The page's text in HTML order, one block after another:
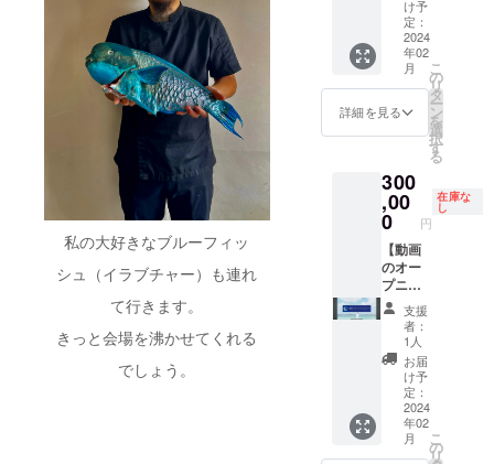
私の大好きなブルーフィッ
シュ（イラブチャー）も連れ
て行きます。
きっと会場を沸かせてくれる
でしょう。
前には
必ずお
届けの
リター
ンに貼
付され
たラベ
認くだ
さ
い。」
※サイ
ズ 役
17セン
チ
る舞い
ます。
コース
料理で
はな
く、島
の食材
をみん
べて飲
んでワ
イワイ
した会
です。
山羊料
理など
も出ま
すので
お苦手
な方は
お知ら
せくだ
さい。
タイミ
ングよ
利“エン
ドロー
ル全画
面“】 料
理学会
に使用
する動
画と
e動画エ
ンド
ロール
に「御
社名や
個人
名、ロ
ゴ」を
掲載し
ます。
また、
SNS(Fa
cebook
、イン
スタグ
ラムの
け予
定：
2024
年02
月
詳細を見る
こ
の
リ
タ
ー
ン
を
選
択
す
る
300
,00
0 円
在庫な
し
【動画
のオー
プニン
グにて
企業名
や個人
名を載
せれる
利“オー
プニン
グ冒頭
支援
者：
1人
お届
け予
定：
2024
年02
月
こ
の
リ